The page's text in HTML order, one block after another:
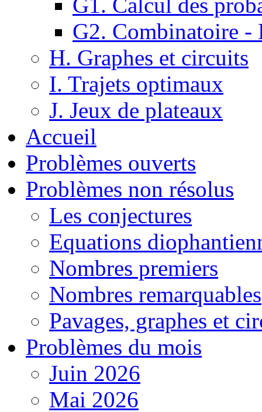
G1. Calcul des
G2. Combinatoire -
H. Graphes et circuits
I. Trajets optimaux
J. Jeux de plateaux
Accueil
Problèmes ouverts
Problèmes non résolus
Les conjectures
Equations
Nombres premiers
Nombres remarquables
Pavages, graphes et
Problèmes du mois
Juin 2026
Mai 2026